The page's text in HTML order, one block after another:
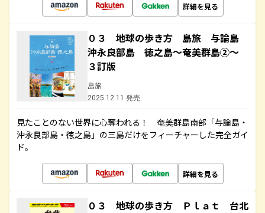
詳細を見る
０３ 地球の歩き方 島旅 与論島
沖永良部島 徳之島～奄美群島②～
３訂版
島旅
2025.12.11 発売
見たことのない世界に心奪われる！ 奄美群島南部「与論島・
沖永良部島・徳之島」の三島だけをフィーチャーした完全ガイ
ド。
詳細を見る
０３ 地球の歩き方 Ｐｌａｔ 台北